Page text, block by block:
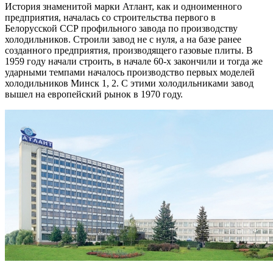
История знаменитой марки Атлант, как и одноименного
предприятия, началась со строительства первого в
Белорусской ССР профильного завода по производству
холодильников. Строили завод не с нуля, а на базе ранее
созданного предприятия, производящего газовые плиты. В
1959 году начали строить, в начале 60-х закончили и тогда же
ударными темпами началось производство первых моделей
холодильников Минск 1, 2. С этими холодильниками завод
вышел на европейский рынок в 1970 году.